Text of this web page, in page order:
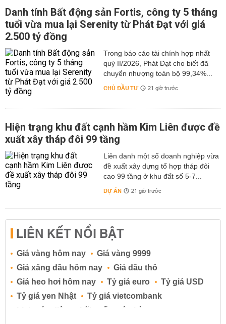
Danh tính Bất động sản Fortis, công ty 5 tháng
tuổi vừa mua lại Serenity từ Phát Đạt với giá
2.500 tỷ đồng
Trong báo cáo tài chính hợp nhất
quý II/2026, Phát Đạt cho biết đã
chuyển nhượng toàn bộ 99,34%...
CHỦ ĐẦU TƯ 21 giờ trước
Hiện trạng khu đất cạnh hầm Kim Liên được đề
xuất xây tháp đôi 99 tầng
Liên danh một số doanh nghiệp vừa
đề xuất xây dựng tổ hợp tháp đôi
cao 99 tầng ở khu đất số 5-7...
DỰ ÁN 21 giờ trước
LIÊN KẾT NỔI BẬT
Giá vàng hôm nay
Giá vàng 9999
Giá xăng dầu hôm nay
Giá dầu thô
Giá heo hơi hôm nay
Tỷ giá euro
Tỷ giá USD
Tỷ giá yen Nhật
Tỷ giá vietcombank
Lịch cúp điện
Lãi suất ngân hàng